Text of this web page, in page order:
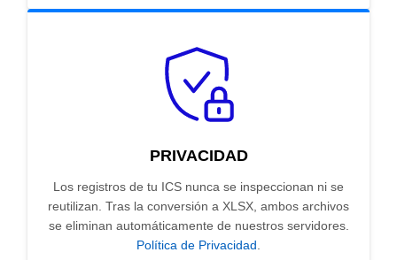
PRIVACIDAD
Los registros de tu ICS nunca se inspeccionan ni se
reutilizan. Tras la conversión a XLSX, ambos archivos
se eliminan automáticamente de nuestros servidores.
Política de Privacidad